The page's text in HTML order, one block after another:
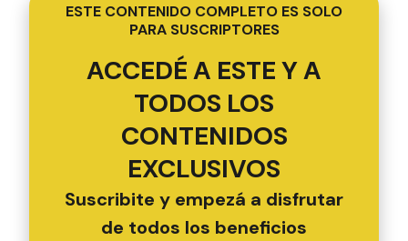
ESTE CONTENIDO COMPLETO ES SOLO
PARA SUSCRIPTORES
ACCEDÉ A ESTE Y A
TODOS LOS
CONTENIDOS
EXCLUSIVOS
Suscribite y empezá a disfrutar
de todos los beneficios